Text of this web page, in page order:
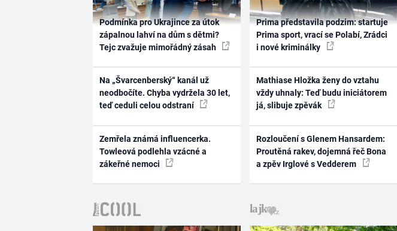
Podmínka pro Ukrajince za útok
zápalnou lahví na dům s dětmi?
Tejc zvažuje mimořádný zásah
Na „Švarcenberský“ kanál už
neodbočíte. Chyba vydržela 30 let,
teď ceduli celou odstraní
Zemřela známá influencerka.
Towleová podlehla vzácné a
zákeřné nemoci
Prima představila podzim: startuje
Prima sport, vrací se Polabí, Zrádci
i nové kriminálky
Mathiase Hložka ženy do vztahu
vždy uhnaly: Teď budu iniciátorem
já, slibuje zpěvák
Rozloučení s Glenem Hansardem:
Proutěná rakev, dojemná řeč Bona
a zpěv Irglové s Vedderem